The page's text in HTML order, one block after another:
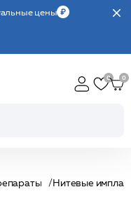
цены
Нитевые